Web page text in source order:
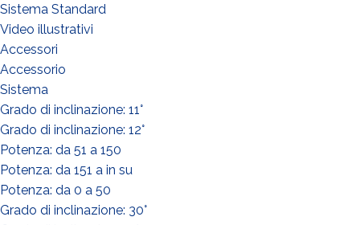
Sistema Standard
Video illustrativi
Accessori
Accessorio
Sistema
Grado di inclinazione: 11°
Grado di inclinazione: 12°
Potenza: da 51 a 150
Potenza: da 151 a in su
Potenza: da 0 a 50
Grado di inclinazione: 30°